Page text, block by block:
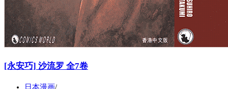
[永安巧] 沙流罗 全7卷
日本漫画